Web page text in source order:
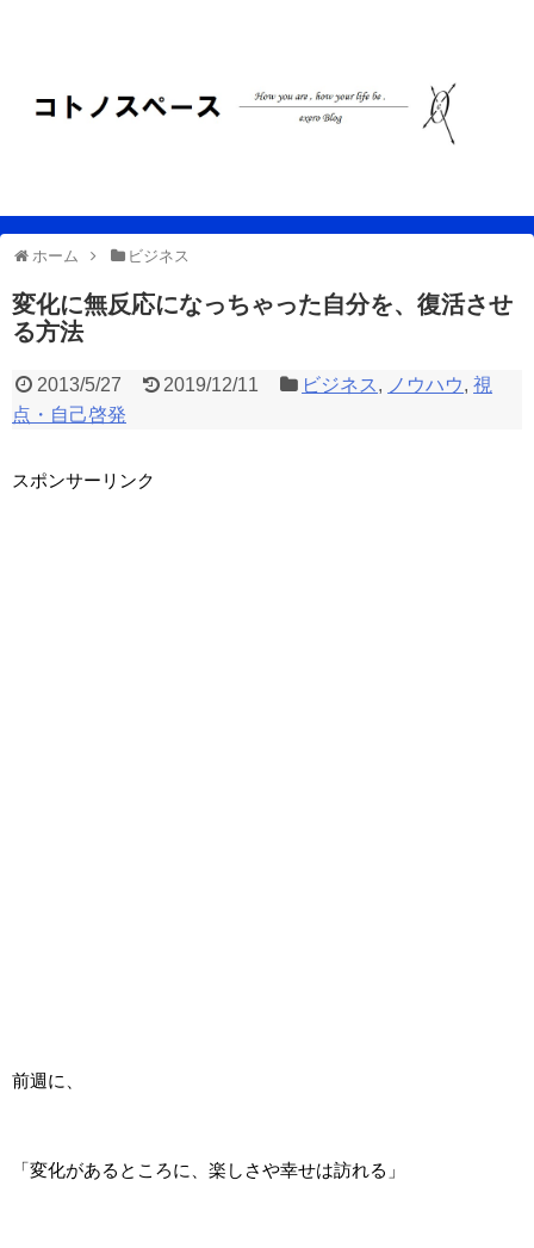
ホーム ビジネス
変化に無反応になっちゃった自分を、復活させ
る方法
2013/5/27 2019/12/11 ビジネス, ノウハウ,視
点・自己啓発
スポンサーリンク
前週に、
「変化があるところに、楽しさや幸せは訪れる」